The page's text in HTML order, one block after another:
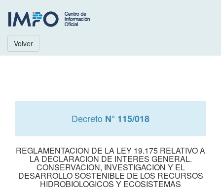
Volver
Decreto N° 115/018
REGLAMENTACION DE LA LEY 19.175 RELATIVO A
LA DECLARACION DE INTERES GENERAL.
CONSERVACION, INVESTIGACION Y EL
DESARROLLO SOSTENIBLE DE LOS RECURSOS
HIDROBIOLOGICOS Y ECOSISTEMAS